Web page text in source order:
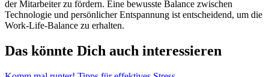
der Mitarbeiter zu fördern. Eine bewusste Balance zwischen
Technologie und persönlicher Entspannung ist entscheidend, um die
Work-Life-Balance zu erhalten.
Das könnte Dich auch interessieren